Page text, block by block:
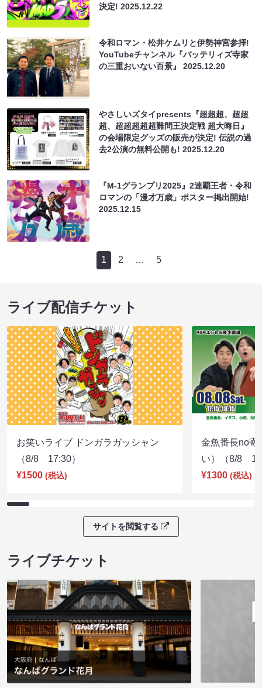
決定!2025.12.22
令和ロマン・松井ケムリと伊勢神宮参拝!
YouTubeチャンネル『バッテリィズ寺家
の三重おいない百景』2025.12.20
やさしいズタイpresents『超超超、超超
超、超超超超超難問王決定戦 超大晦日』
の会場限定グッズの販売が決定! 伝説の過
去2公演の無料公開も!2025.12.20
『M-1グランプリ2025』2連覇王者・令和
ロマンの「漫才万歳」ポスター掲出開始!
2025.12.15
1 2 … 5
ライブ配信チケット
お笑いライブ ドンガラガッシャン
（8/8 17:30）
¥1500 (税込)
金魚番長no寄
い）（8/8
¥1300 (税込)
サイトを閲覧する
ライブチケット